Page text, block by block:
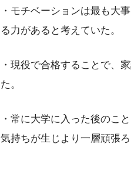
・モチベーションは最も大
る力があると考えていた。
・現役で合格することで、
た。
・常に大学に入った後のこ
気持ちが生じより一層頑張